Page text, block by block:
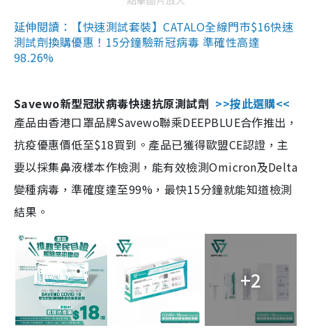
延伸閱讀：【快速測試套裝】CATALO全線門市$16快速
測試劑換購優惠！15分鐘驗新冠病毒 準確性高達
98.26%
Savewo新型冠狀病毒快速抗原測試劑 >>按此選購<<
產品由香港口罩品牌Savewo聯乘DEEPBLUE合作推出，
抗疫優惠價低至$18買到。產品已獲得歐盟CE認證，主
要以採集鼻液樣本作檢測，能有效檢測Omicron及Delta
變種病毒，準確度達至99%，最快15分鐘就能知道檢測
結果。
+2